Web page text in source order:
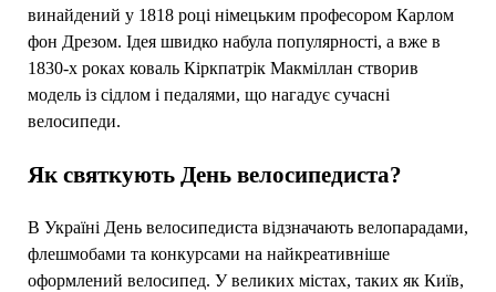
винайдений у 1818 році німецьким професором Карлом
фон Дрезом. Ідея швидко набула популярності, а вже в
1830-х роках коваль Кіркпатрік Макміллан створив
модель із сідлом і педалями, що нагадує сучасні
велосипеди.
Як святкують День велосипедиста?
В Україні День велосипедиста відзначають велопарадами,
флешмобами та конкурсами на найкреативніше
оформлений велосипед. У великих містах, таких як Київ,